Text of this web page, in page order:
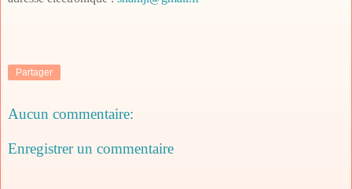
Partager
Aucun commentaire:
Enregistrer un commentaire